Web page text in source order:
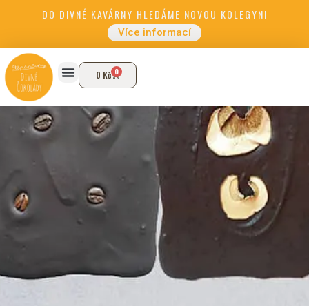
DO DIVNÉ KAVÁRNY HLEDÁME NOVOU KOLEGYNI
Více informací
0 Kč 0